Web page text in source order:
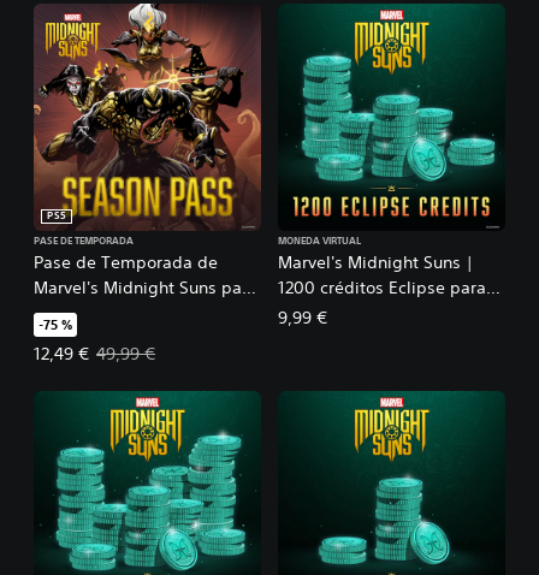
Pase de Temporada de
Marvel's Midnight Suns para
PS5™
PS5
PASE DE TEMPORADA
-75 %
12,49 €
Precio de la oferta: 12,49 €. Precio original: 49,99 €.
49,99 €
Marvel's Midnight Suns |
1200 créditos Eclipse para
PS5™
MONEDA VIRTUAL
9,99 €